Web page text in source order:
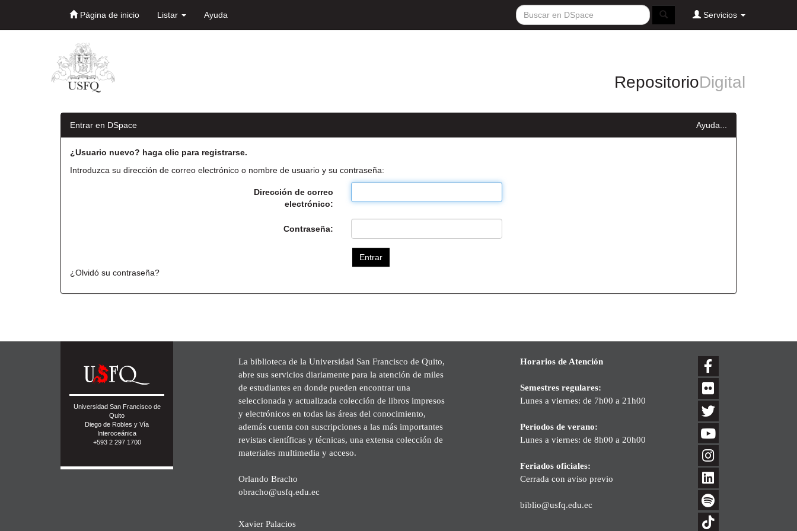
Página de inicio Listar Ayuda Servicios
RepositorioDigital
Entrar en DSpace Ayuda...
¿Usuario nuevo? haga clic para registrarse.
Introduzca su dirección de correo electrónico o nombre de usuario y su contraseña:
Dirección de correo
electrónico:
Contraseña:
¿Olvidó su contraseña?
Universidad San Francisco de
Quito
Diego de Robles y Vía
Interoceánica
+593 2 297 1700
La biblioteca de la Universidad San Francisco de Quito,
abre sus servicios diariamente para la atención de miles
de estudiantes en donde pueden encontrar una
seleccionada y actualizada colección de libros impresos
y electrónicos en todas las áreas del conocimiento,
además cuenta con suscripciones a las más importantes
revistas científicas y técnicas, una extensa colección de
materiales multimedia y acceso.
Orlando Bracho
obracho@usfq.edu.ec
Xavier Palacios
Horarios de Atención
Semestres regulares:
Lunes a viernes: de 7h00 a 21h00
Períodos de verano:
Lunes a viernes: de 8h00 a 20h00
Feriados oficiales:
Cerrada con aviso previo
biblio@usfq.edu.ec